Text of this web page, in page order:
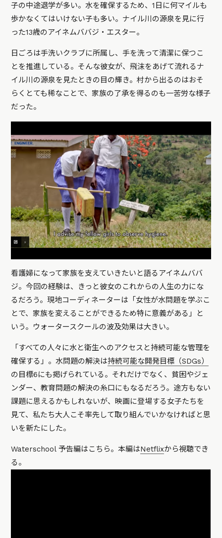
子の中途退学が多い。水を確保するため、1日に何マイルも
歩かなくてはいけない子も多い。ナイル川の源泉を見に行
った13歳のアイネムババジ・エスター。
日ごろは手洗いクラブに所属し、手を洗って清潔に保つこ
とを推進している。そんな彼女が、飛沫をあげて流れるナ
イル川の源泉を見たときの目の輝き。村から出るのはおそ
らくとても稀なことで、家族の了承を得るのも一苦労な様子
だった。
看護婦になって家族を支えていきたいと語るアイネムババ
ジ。今回の経験は、きっと彼女のこれからの人生の力にな
るだろう。現地コーディネーターは「女性が水問題を学ぶこ
とで、家族を変えることができるため特に意義がある」と
いう。ウォータースクールの波及効果は大きい。
「すべての人々に水と衛生へのアクセスと持続可能な管理を
確保する」。水問題の解決は持続可能な開発目標（SDGs）
の目標6にも掲げられている。それだけでなく、貧困やジェ
ンダー、教育問題の解決の糸口にもなるだろう。途方もない
課題に思えるかもしれないが、映画に登場する女子たちを
見て、私たち大人こそ率先して取り組んでいかなければと思
いを新たにした。
Waterschool 予告編はこちら。本編はNetflixから視聴でき
る。